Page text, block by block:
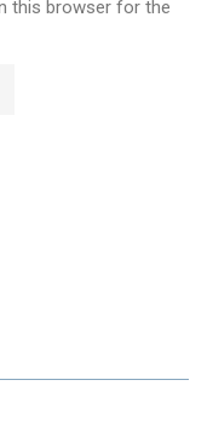
this browser for the